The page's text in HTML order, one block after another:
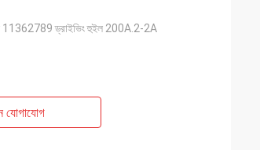
11362789 ড্রাইভিং হুইল 200A.2-2A
যোগাযোগ